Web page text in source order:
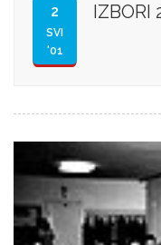
2
SVI
'01
IZBORI